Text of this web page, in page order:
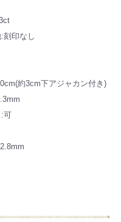
刻印なし
約3cm下アジャカン付き)
可
を続ける